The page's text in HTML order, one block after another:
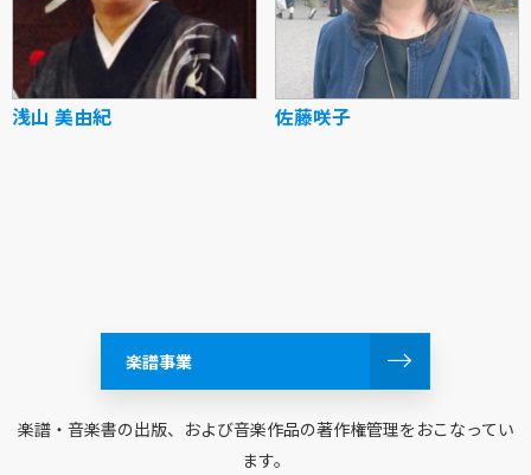
浅山 美由紀 佐藤咲子
楽譜事業
楽譜・音楽書の出版、および音楽作品の著作権管理をおこなってい
ます。